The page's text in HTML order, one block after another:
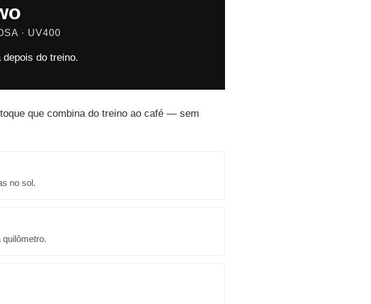
· UV400
do treino.
que combina do treino ao café — sem
no sol.